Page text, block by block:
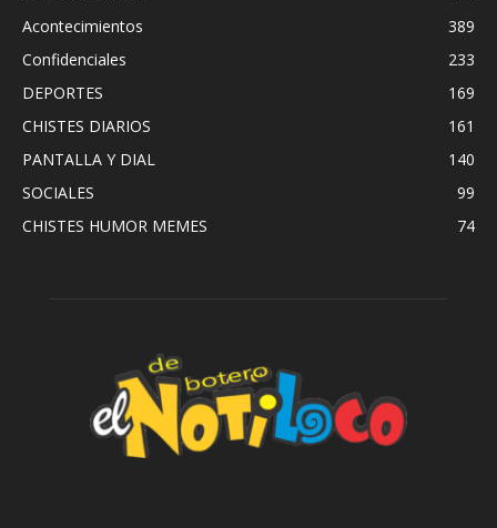
Acontecimientos
389
Confidenciales
233
DEPORTES
169
CHISTES DIARIOS
161
PANTALLA Y DIAL
140
SOCIALES
99
CHISTES HUMOR MEMES
74